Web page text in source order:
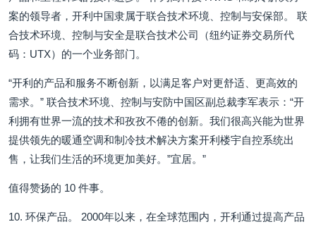
案的领导者，开利中国隶属于联合技术环境、控制与安保部。 联
合技术环境、控制与安全是联合技术公司（纽约证券交易所代
码：UTX）的一个业务部门。
“开利的产品和服务不断创新，以满足客户对更舒适、更高效的
需求。” 联合技术环境、控制与安防中国区副总裁李军表示：“开
利拥有世界一流的技术和孜孜不倦的创新。我们很高兴能为世界
提供领先的暖通空调和制冷技术解决方案开利楼宇自控系统出
售，让我们生活的环境更加美好。”宜居。”
值得赞扬的 10 件事。
10. 环保产品。 2000年以来，在全球范围内，开利通过提高产品